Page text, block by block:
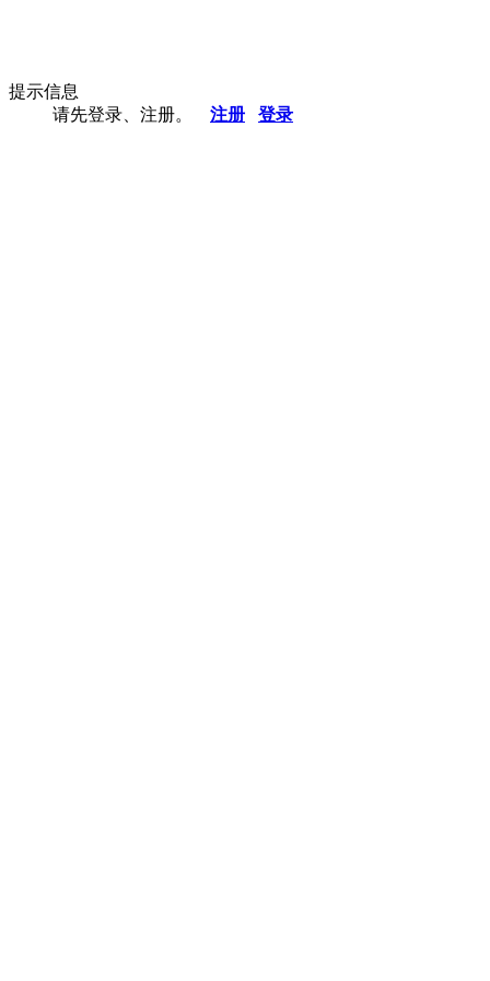
提示信息
请先登录、注册。 注册 登录